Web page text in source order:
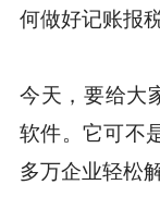
何做好记账报
今天，要给大
软件。它可不
多万企业轻松